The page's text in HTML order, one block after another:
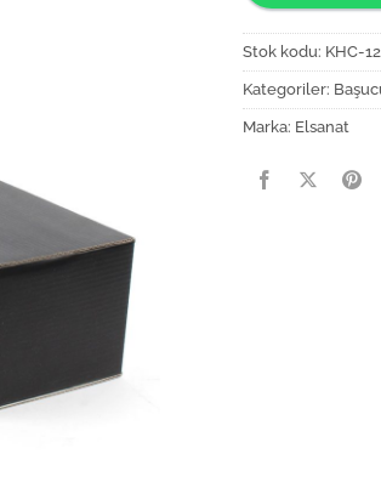
Stok kodu: KHC-
Kategoriler:
Marka: Elsanat